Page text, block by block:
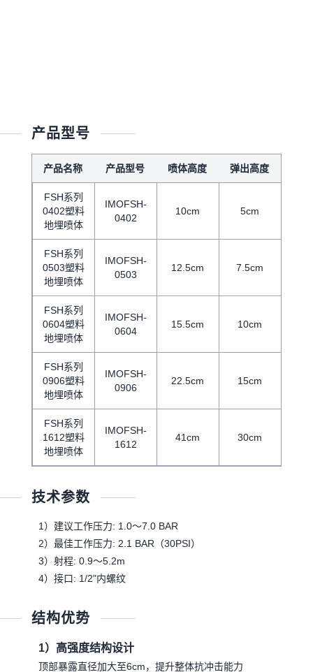
产品型号
产品名称 产品型号 喷体高度 弹出高度
FSH系列
0402塑料
地埋喷体
IMOFSH-
0402
10cm 5cm
FSH系列
0503塑料
地埋喷体
IMOFSH-
0503
12.5cm 7.5cm
FSH系列
0604塑料
地埋喷体
IMOFSH-
0604
15.5cm 10cm
FSH系列
0906塑料
地埋喷体
IMOFSH-
0906
22.5cm 15cm
FSH系列
1612塑料
地埋喷体
IMOFSH-
1612
41cm 30cm
技术参数
1）建议工作压力: 1.0～7.0 BAR
2）最佳工作压力: 2.1 BAR（30PSI）
3）射程: 0.9～5.2m
4）接口: 1/2"内螺纹
结构优势
1）高强度结构设计
顶部暴露直径加大至6cm，提升整体抗冲击能力